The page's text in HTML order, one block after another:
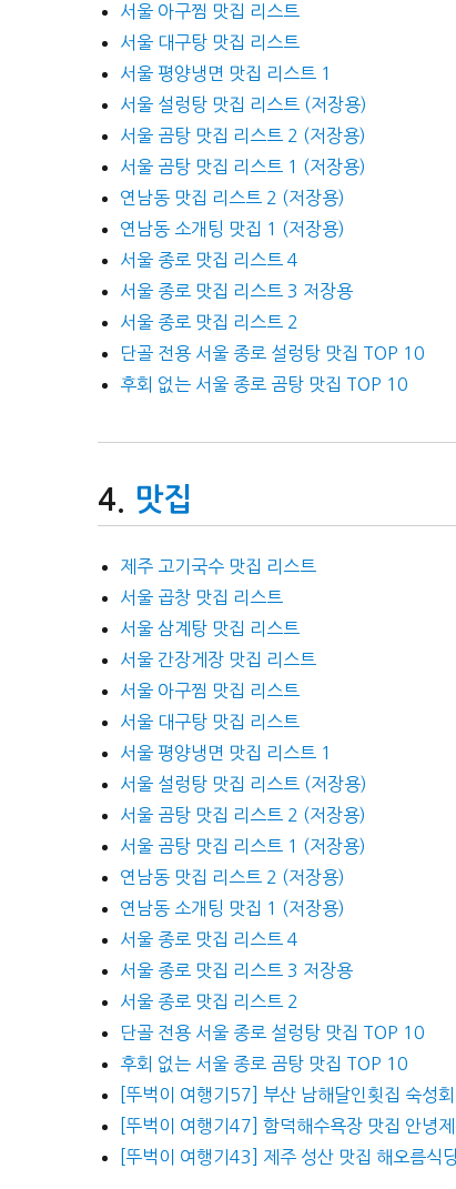
서울 아구찜 맛집 리스트
서울 대구탕 맛집 리스트
서울 평양냉면 맛집 리스트 1
서울 설렁탕 맛집 리스트 (저장용)
서울 곰탕 맛집 리스트 2 (저장용)
서울 곰탕 맛집 리스트 1 (저장용)
연남동 맛집 리스트 2 (저장용)
연남동 소개팅 맛집 1 (저장용)
서울 종로 맛집 리스트 4
서울 종로 맛집 리스트 3 저장용
서울 종로 맛집 리스트 2
단골 전용 서울 종로 설렁탕 맛집 TOP 10
후회 없는 서울 종로 곰탕 맛집 TOP 10
맛집
제주 고기국수 맛집 리스트
서울 곱창 맛집 리스트
서울 삼계탕 맛집 리스트
서울 간장게장 맛집 리스트
서울 아구찜 맛집 리스트
서울 대구탕 맛집 리스트
서울 평양냉면 맛집 리스트 1
서울 설렁탕 맛집 리스트 (저장용)
서울 곰탕 맛집 리스트 2 (저장용)
서울 곰탕 맛집 리스트 1 (저장용)
연남동 맛집 리스트 2 (저장용)
연남동 소개팅 맛집 1 (저장용)
서울 종로 맛집 리스트 4
서울 종로 맛집 리스트 3 저장용
서울 종로 맛집 리스트 2
단골 전용 서울 종로 설렁탕 맛집 TOP 10
후회 없는 서울 종로 곰탕 맛집 TOP 10
[뚜벅이 여행기57] 부산 남해달인횟집 숙성
[뚜벅이 여행기47] 함덕해수욕장 맛집 안녕
[뚜벅이 여행기43] 제주 성산 맛집 해오름